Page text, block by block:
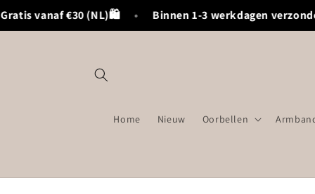
naar de
content
vanaf €30 (NL)🛍️ Binnen 1-3 werkdagen
Home Nieuw Oorbellen